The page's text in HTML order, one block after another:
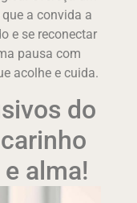
a convida a
e se reconectar
pausa com
acolhe e cuida.
do
alma!